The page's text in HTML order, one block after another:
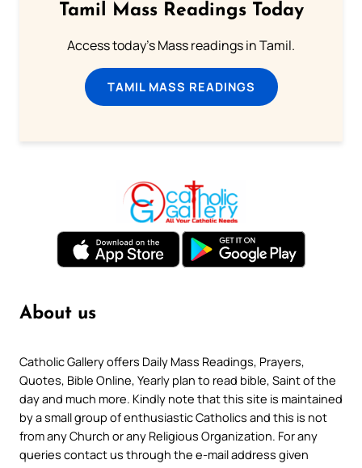
Tamil Mass Readings Today
Access today's Mass readings in Tamil.
TAMIL MASS READINGS
About us
Catholic Gallery offers Daily Mass Readings, Prayers,
Quotes, Bible Online, Yearly plan to read bible, Saint of the
day and much more. Kindly note that this site is maintained
by a small group of enthusiastic Catholics and this is not
from any Church or any Religious Organization. For any
queries contact us through the e-mail address given